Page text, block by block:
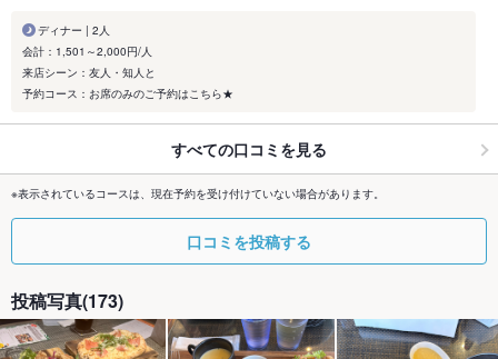
ディナー | 2人
会計：1,501～2,000円/人
来店シーン：友人・知人と
予約コース：お席のみのご予約はこちら★
すべての口コミを見る
※表示されているコースは、現在予約を受け付けていない場合があります。
口コミを投稿する
投稿写真(173)